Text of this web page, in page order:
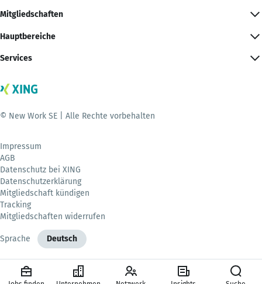
Mitgliedschaften
Hauptbereiche
Services
© New Work SE | Alle Rechte vorbehalten
Impressum
AGB
Datenschutz bei XING
Datenschutzerklärung
Mitgliedschaft kündigen
Tracking
Mitgliedschaften widerrufen
Sprache Deutsch